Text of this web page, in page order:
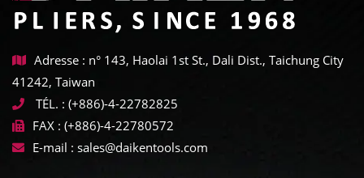
Adresse : n° 143, Haolai 1st St., Dali Dist., Taichung City
41242, Taiwan
TÉL. : (+886)-4-22782825
FAX : (+886)-4-22780572
E-mail : sales@daikentools.com